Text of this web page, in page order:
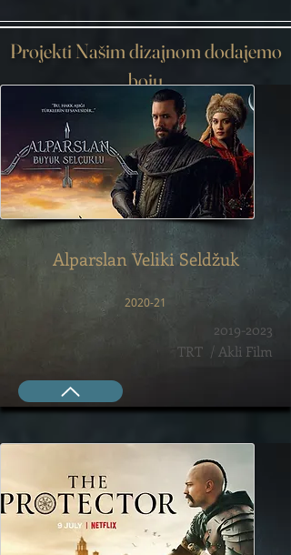
Projekti Našim dizajnom dodajemo
boju
Alparslan Veliki Seldžuk
2020-21
2019-2023
TRT / Akli Film